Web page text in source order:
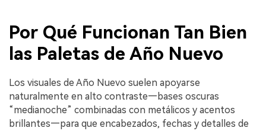
Por Qué Funcionan Tan Bien
las Paletas de Año Nuevo
Los visuales de Año Nuevo suelen apoyarse
naturalmente en alto contraste—bases oscuras
“medianoche” combinadas con metálicos y acentos
brillantes—para que encabezados, fechas y detalles de